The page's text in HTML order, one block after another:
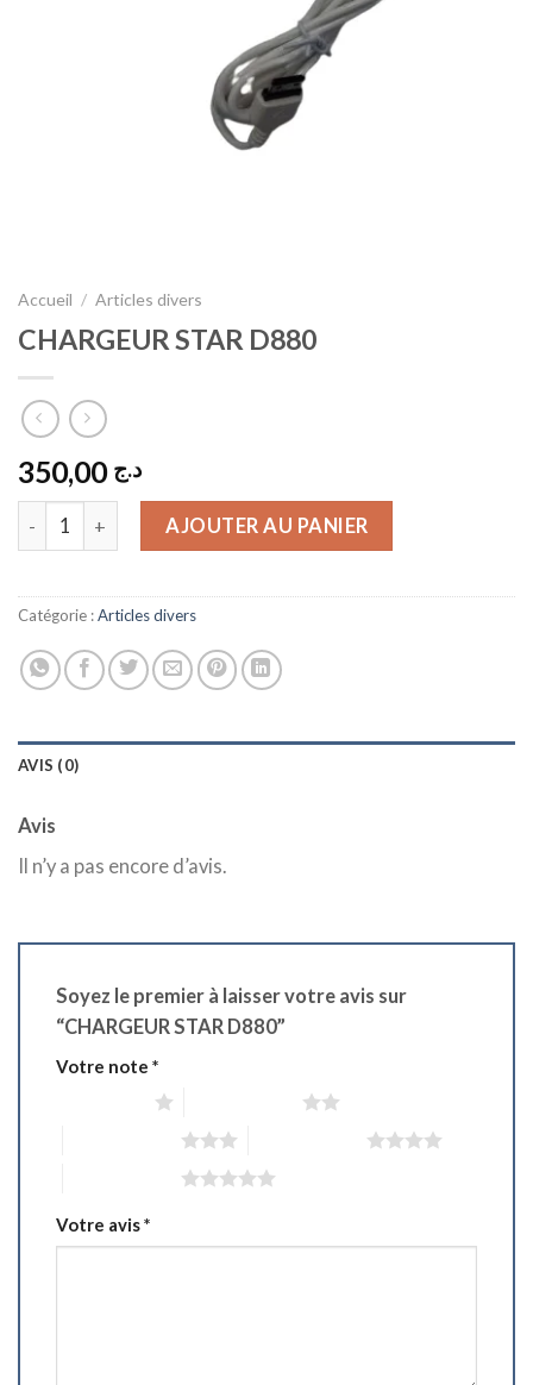
Accueil / Articles divers
CHARGEUR STAR D880
د.ج 350,00
quantité de CHARGEUR STAR D880
AJOUTER AU PANIER
Catégorie :Articles divers
AVIS (0)
Avis
Il n’y a pas encore d’avis.
Soyez le premier à laisser votre avis sur
“CHARGEUR STAR D880”
Votre note *
Votre avis*